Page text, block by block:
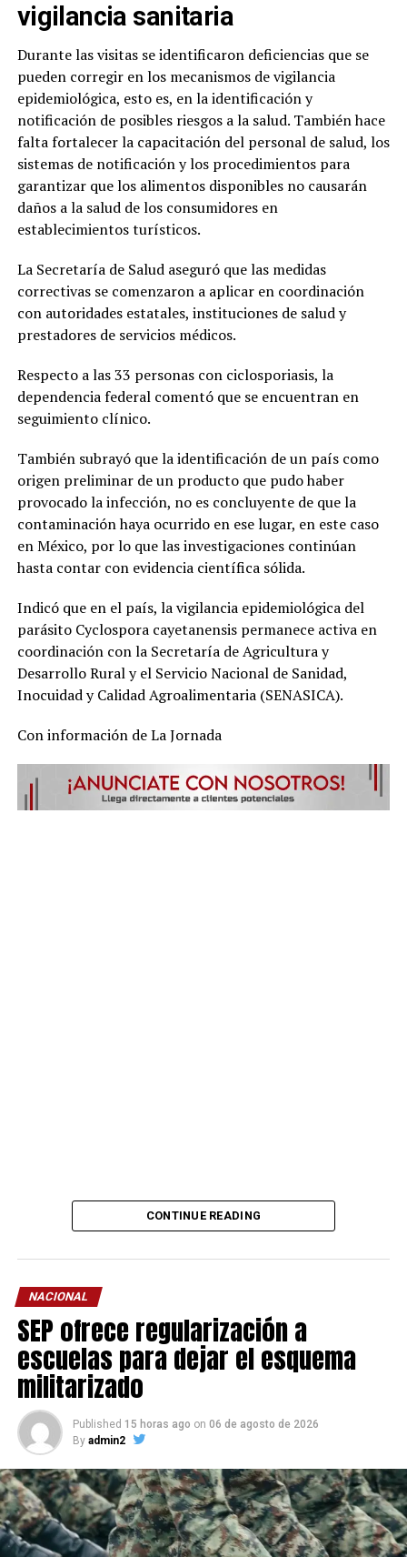
vigilancia sanitaria
Durante las visitas se identificaron deficiencias que se
pueden corregir en los mecanismos de vigilancia
epidemiológica, esto es, en la identificación y
notificación de posibles riesgos a la salud. También hace
falta fortalecer la capacitación del personal de salud, los
sistemas de notificación y los procedimientos para
garantizar que los alimentos disponibles no causarán
daños a la salud de los consumidores en
establecimientos turísticos.
La Secretaría de Salud aseguró que las medidas
correctivas se comenzaron a aplicar en coordinación
con autoridades estatales, instituciones de salud y
prestadores de servicios médicos.
Respecto a las 33 personas con ciclosporiasis, la
dependencia federal comentó que se encuentran en
seguimiento clínico.
También subrayó que la identificación de un país como
origen preliminar de un producto que pudo haber
provocado la infección, no es concluyente de que la
contaminación haya ocurrido en ese lugar, en este caso
en México, por lo que las investigaciones continúan
hasta contar con evidencia científica sólida.
Indicó que en el país, la vigilancia epidemiológica del
parásito Cyclospora cayetanensis permanece activa en
coordinación con la Secretaría de Agricultura y
Desarrollo Rural y el Servicio Nacional de Sanidad,
Inocuidad y Calidad Agroalimentaria (SENASICA).
Con información de La Jornada
CONTINUE READING
NACIONAL
SEP ofrece regularización a
escuelas para dejar el esquema
militarizado
Published 15 horas ago on 06 de agosto de 2026
By admin2